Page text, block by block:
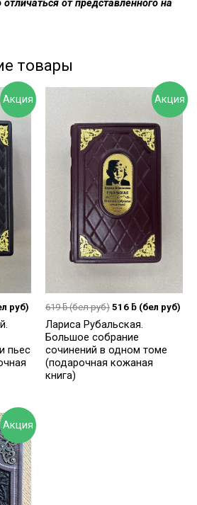
товары
Акция
руб)
пьес
Акция
619ƃ(бел руб) 516 ƃ (бел руб)
Лариса Рубальская.
Большое собрание
сочинений в одном томе
(подарочная кожаная
книга)
Акция